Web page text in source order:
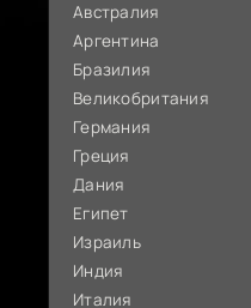
Австралия
Аргентина
Бразилия
Великобритания
Германия
Греция
Дания
Египет
Израиль
Индия
Италия